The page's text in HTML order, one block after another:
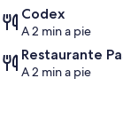
Codex
A 2 min a pie
Restaurante
A 2 min a pie